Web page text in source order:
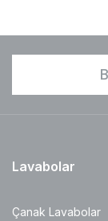
Lavabolar
Çanak Lavabolar